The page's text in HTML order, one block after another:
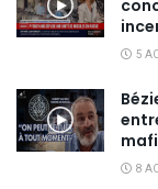
5
8